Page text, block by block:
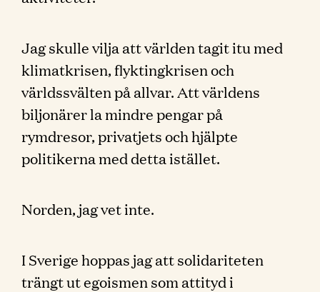
Jag skulle vilja att världen tagit itu med
klimatkrisen, flyktingkrisen och
världssvälten på allvar. Att världens
biljonärer la mindre pengar på
rymdresor, privatjets och hjälpte
politikerna med detta istället.
Norden, jag vet inte.
I Sverige hoppas jag att solidariteten
trängt ut egoismen som attityd i